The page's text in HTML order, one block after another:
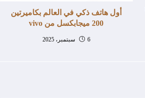
أول هاتف ذكي في العالم بكاميرتين
200 ميجابكسل من vivo
6 سبتمبر، 2025